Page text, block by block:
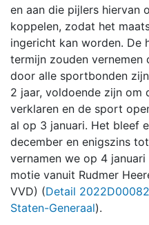
en aan die pijlers hiervan
koppelen, zodat het
ingericht kan worden.
termijn zouden
door alle sportbonden
2 jaar, voldoende zijn om
verklaren en de sport
al op 3 januari. Het bleef
december en enigszins
vernamen we op 4
motie vanuit Rudmer
VVD) (Detail
Staten-Generaal).